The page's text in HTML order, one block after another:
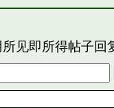
所见即所得帖子回